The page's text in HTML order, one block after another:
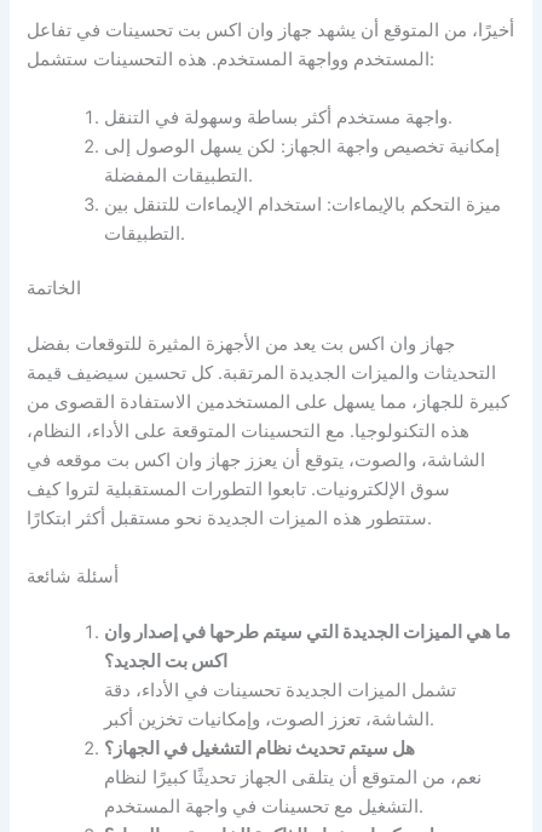
أخيرًا، من المتوقع أن يشهد جهاز وان اكس بت تحسينات في تفاعل
المستخدم وواجهة المستخدم. هذه التحسينات ستشمل:
واجهة مستخدم أكثر بساطة وسهولة في التنقل.
إمكانية تخصيص واجهة الجهاز: لكن يسهل الوصول إلى
التطبيقات المفضلة.
ميزة التحكم بالإيماءات: استخدام الإيماءات للتنقل بين
التطبيقات.
الخاتمة
جهاز وان اكس بت يعد من الأجهزة المثيرة للتوقعات بفضل
التحديثات والميزات الجديدة المرتقبة. كل تحسين سيضيف قيمة
كبيرة للجهاز، مما يسهل على المستخدمين الاستفادة القصوى من
هذه التكنولوجيا. مع التحسينات المتوقعة على الأداء، النظام،
الشاشة، والصوت، يتوقع أن يعزز جهاز وان اكس بت موقعه في
سوق الإلكترونيات. تابعوا التطورات المستقبلية لتروا كيف
ستتطور هذه الميزات الجديدة نحو مستقبل أكثر ابتكارًا.
أسئلة شائعة
ما هي الميزات الجديدة التي سيتم طرحها في إصدار وان
اكس بت الجديد؟
تشمل الميزات الجديدة تحسينات في الأداء، دقة
الشاشة، تعزز الصوت، وإمكانيات تخزين أكبر.
هل سيتم تحديث نظام التشغيل في الجهاز؟
نعم، من المتوقع أن يتلقى الجهاز تحديثًا كبيرًا لنظام
التشغيل مع تحسينات في واجهة المستخدم.